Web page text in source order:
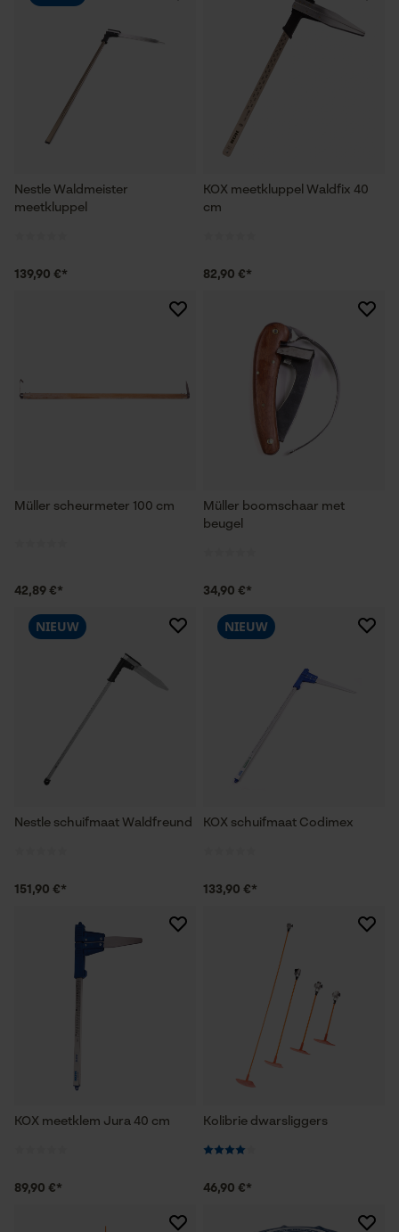
Nestle Waldmeister
meetkluppel
139,90 €*
KOX meetkluppel Waldfix 40
cm
82,90 €*
Müller scheurmeter 100 cm
42,89 €*
Müller boomschaar met
beugel
34,90 €*
Nestle schuifmaat Waldfreund
NIEUW
151,90 €*
KOX schuifmaat Codimex
NIEUW
133,90 €*
KOX meetklem Jura 40 cm
89,90 €*
Kolibrie dwarsliggers
46,90 €*